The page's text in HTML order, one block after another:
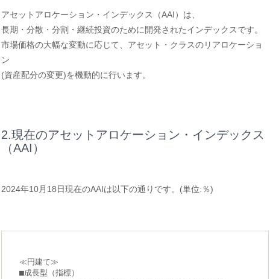
アセットアロケーション・インデックス（AAI）は、
長期・分散・分割・継続投資のために開発されたインデックスです。
市場価格の大幅な変動に応じて、アセット・クラスのリアロケーショ
ン
(資産配分の変更)を機動的に行います。
2.現在のアセットアロケーション・インデックス
（AAI）
2024年10月18日現在のAAIは以下の通りです。(単位:％)
≪円建て≫
■成長型（指標）